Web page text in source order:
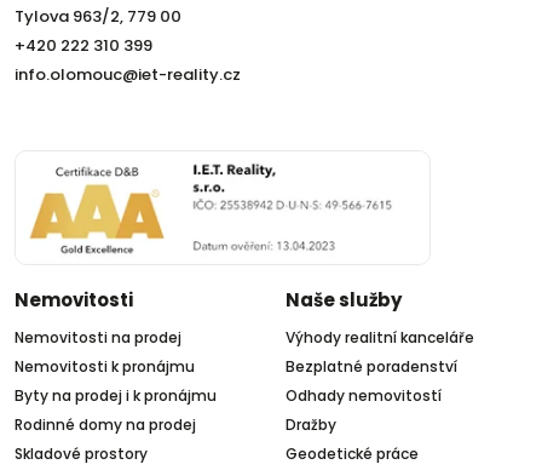
Tylova 963/2, 779 00
+420 222 310 399
info.olomouc@iet-reality.cz
Nemovitosti
Nemovitosti na prodej
Nemovitosti k pronájmu
Byty na prodej i k pronájmu
Rodinné domy na prodej
Skladové prostory
Naše služby
Výhody realitní kanceláře
Bezplatné poradenství
Odhady nemovitostí
Dražby
Geodetické práce